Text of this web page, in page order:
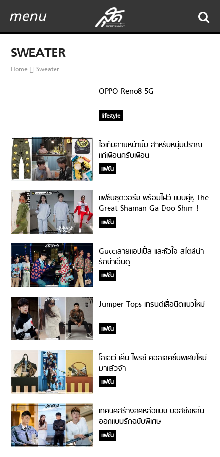
menu
SWEATER
Home Sweater
OPPO Reno8 5G
lifestyle
ไอเท็มลายหน้ายิ้ม สำหรับหนุ่มปราณ
แค่เพื่อนครับเพื่อน
แฟชั่น
แฟชั่นชุดวอร์ม พร้อมไฝว้ แบบคู่หู The
Great Shaman Ga Doo Shim !
แฟชั่น
Gucciลายแอปเปิ้ล และหัวใจ สไตล์น่า
รักน่าเอ็นดู
แฟชั่น
Jumper Tops เทรนด์เสื้อนิตแนวใหม่
แฟชั่น
โลเอเว่ เค็น ไพรซ์ คอลเลคชั่นพิเศษใหม่
มาแล้วจ้า
แฟชั่น
เทคนิคสร้างลุคหล่อแบบ บอสซ่งหลิ่น
ออกแบบรักฉบับพิเศษ
แฟชั่น